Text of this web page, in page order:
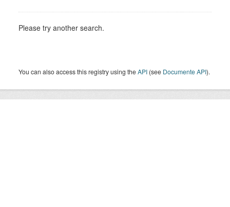
Please try another search.
You can also access this registry using theAPI (see Documente API).